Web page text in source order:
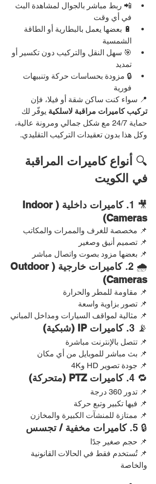
📲 ربط مباشر بالجوال لمشاهدة البث
في أي وقت
🔋 بعضها يعمل بالبطارية أو الطاقة
الشمسية
🎯 سهل النقل والتركيب دون تكسير أو
تمديد
🔒 مزودة بحساسات حركة وتنبيهات
فورية
📍 سواء كنت ساكن شقة أو فيلا، فإن
تركيب كاميرات مراقبة لاسلكية يوفّر لك
حماية 24/7 مع شكل جمالي ومرونة عالية،
وكل هذا بدون تعقيدات التركيب التقليدي.
🔍 أنواع كاميرات المراقبة
في الكويت
🎥 1.
كاميرات داخلية (Indoor
Cameras)
📌 مخصصة للغرف والممرات والمكاتب
📌 تصميم أنيق وصغير
📌 بعضها مزود بصوت واتصال مباشر
🌧️ 2.
كاميرات خارجية (Outdoor
Cameras)
📌 مقاومة للمطر والحرارة
📌 تصور بزاوية واسعة
📌 مثالية لمواقف السيارات ومداخل المباني
📡 3. كاميرات IP (شبكية)
📌 تتصل بالإنترنت مباشرة
📌 بث مباشر للموبايل من أي مكان
📌 جودة تصوير HD و4K
🔁 4. كاميرات PTZ (متحركة)
📌 تدور 360 درجة
📌 فيها تكبير وتبع حركة
📌 ممتازة للمنشآت الكبيرة والمخازن
🔒 5. كاميرات مخفية / تجسس
📌 حجم صغير جدًا
📌 تُستخدم فقط في الحالات القانونية
والخاصة